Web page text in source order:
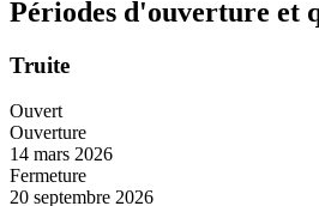
Périodes d'ouverture et
Truite
Ouvert
Ouverture
14 mars 2026
Fermeture
20 septembre 2026